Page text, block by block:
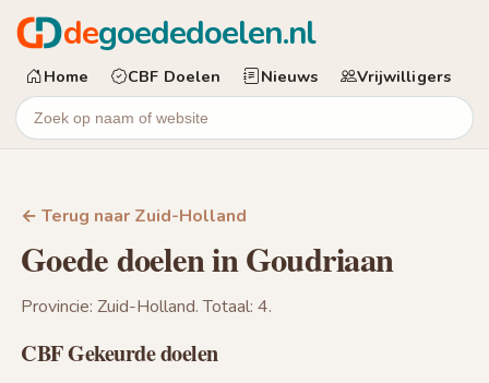
degoededoelen.nl
Home CBF Doelen Nieuws Vrijwilligers
← Terug naar Zuid-Holland
Goede doelen in Goudriaan
Provincie: Zuid-Holland. Totaal: 4.
CBF Gekeurde doelen